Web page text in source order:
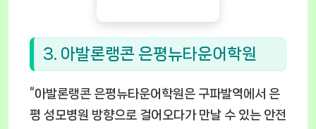
3. 아발론랭콘 은평뉴타운어학원
“아발론랭콘 은평뉴타운어학원은 구파발역에서 은
평 성모병원 방향으로 걸어오다가 만날 수 있는 안전